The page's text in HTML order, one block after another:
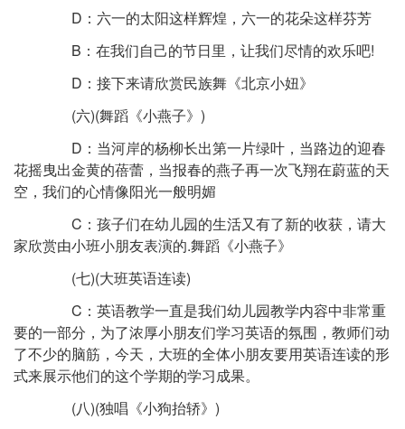
D：六一的太阳这样辉煌，六一的花朵这样芬芳
B：在我们自己的节日里，让我们尽情的欢乐吧!
D：接下来请欣赏民族舞《北京小妞》
(六)(舞蹈《小燕子》)
D：当河岸的杨柳长出第一片绿叶，当路边的迎春
花摇曳出金黄的蓓蕾，当报春的燕子再一次飞翔在蔚蓝的天
空，我们的心情像阳光一般明媚
C：孩子们在幼儿园的生活又有了新的收获，请大
家欣赏由小班小朋友表演的.舞蹈《小燕子》
(七)(大班英语连读)
C：英语教学一直是我们幼儿园教学内容中非常重
要的一部分，为了浓厚小朋友们学习英语的氛围，教师们动
了不少的脑筋，今天，大班的全体小朋友要用英语连读的形
式来展示他们的这个学期的学习成果。
(八)(独唱《小狗抬轿》)